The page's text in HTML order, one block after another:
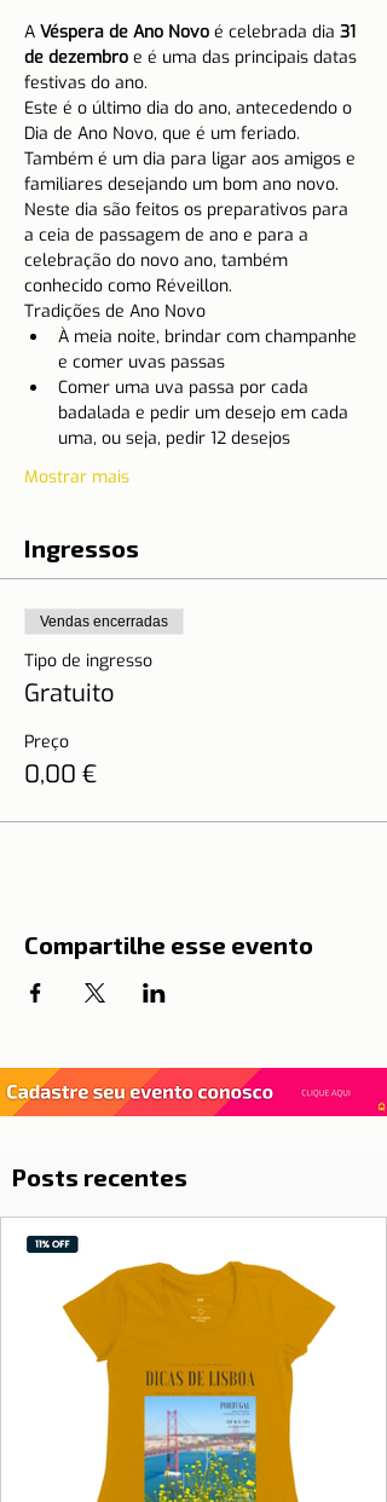
A Véspera de Ano Novo é celebrada dia 31
de dezembro e é uma das principais datas
festivas do ano.
Este é o último dia do ano, antecedendo o
Dia de Ano Novo, que é um feriado.
Também é um dia para ligar aos amigos e
familiares desejando um bom ano novo.
Neste dia são feitos os preparativos para
a ceia de passagem de ano e para a
celebração do novo ano, também
conhecido como Réveillon.
Tradições de Ano Novo
À meia noite, brindar com champanhe
e comer uvas passas
Comer uma uva passa por cada
badalada e pedir um desejo em cada
uma, ou seja, pedir 12 desejos
Mostrar mais
Ingressos
Vendas encerradas
Tipo de ingresso
Gratuito
Preço
0,00 €
Compartilhe esse evento
Posts recentes